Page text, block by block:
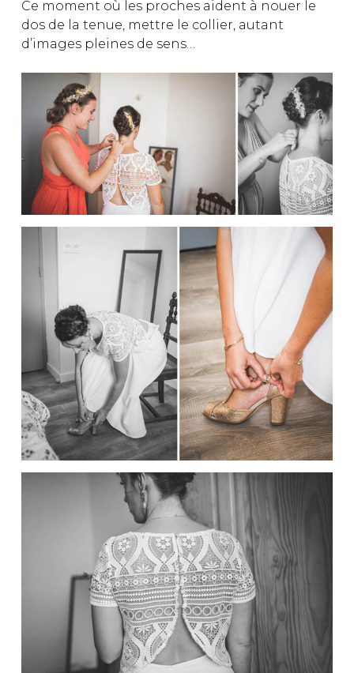
Ce moment où les proches aident à nouer le
dos de la tenue, mettre le collier, autant
d’images pleines de sens…